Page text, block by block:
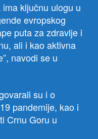
ključnu ulogu u
evropskog
puta za zdravlje i
ali i kao aktivna
navodi se u
su i o
pandemije, kao i
Crnu Goru u